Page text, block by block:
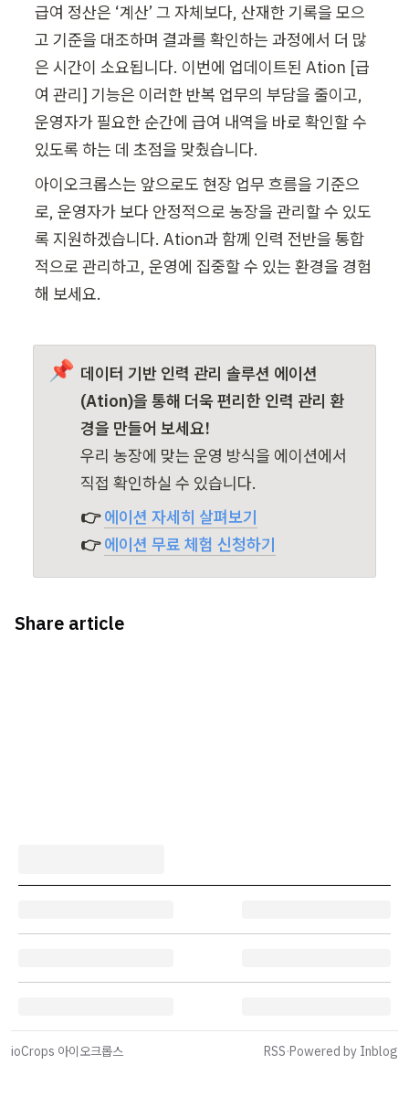
급여 정산은 ‘계산’ 그 자체보다, 산재한 기록을 모으
고 기준을 대조하며 결과를 확인하는 과정에서 더 많
은 시간이 소요됩니다. 이번에 업데이트된 Ation [급
여 관리] 기능은 이러한 반복 업무의 부담을 줄이고,
운영자가 필요한 순간에 급여 내역을 바로 확인할 수
있도록 하는 데 초점을 맞췄습니다.
아이오크롭스는 앞으로도 현장 업무 흐름을 기준으
로, 운영자가 보다 안정적으로 농장을 관리할 수 있도
록 지원하겠습니다. Ation과 함께 인력 전반을 통합
적으로 관리하고, 운영에 집중할 수 있는 환경을 경험
해 보세요.
📌 데이터 기반 인력 관리 솔루션 에이션
(Ation)을 통해 더욱 편리한 인력 관리 환
우리 농장에 맞는 운영 방식을 에이션에서
직접 확인하실 수 있습니다.
👉 에이션 자세히 살펴보기
👉 에이션 무료 체험 신청하기
Share article
ioCrops 아이오크롭스 RSS·Powered by Inblog